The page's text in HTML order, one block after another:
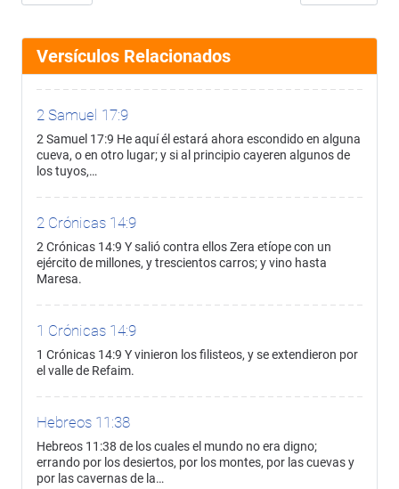
Versículos Relacionados
2 Samuel 17:9
2 Samuel 17:9 He aquí él estará ahora escondido en alguna
cueva, o en otro lugar; y si al principio cayeren algunos de
los tuyos,…
2 Crónicas 14:9
2 Crónicas 14:9 Y salió contra ellos Zera etíope con un
ejército de millones, y trescientos carros; y vino hasta
Maresa.
1 Crónicas 14:9
1 Crónicas 14:9 Y vinieron los filisteos, y se extendieron por
el valle de Refaim.
Hebreos 11:38
Hebreos 11:38 de los cuales el mundo no era digno;
errando por los desiertos, por los montes, por las cuevas y
por las cavernas de la…